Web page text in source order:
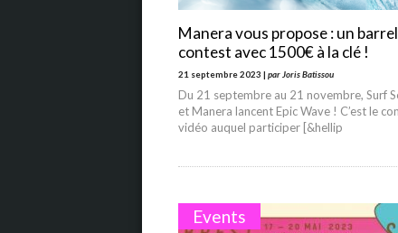
Manera vous propose : un barrel
contest avec 1500€ à la clé !
21 septembre 2023 | par Joris Batissou
Du 21 septembre au 21 novembre, Surf
et Manera lancent Epic Wave ! C’est le
vidéo auquel participer [&hellip
Events